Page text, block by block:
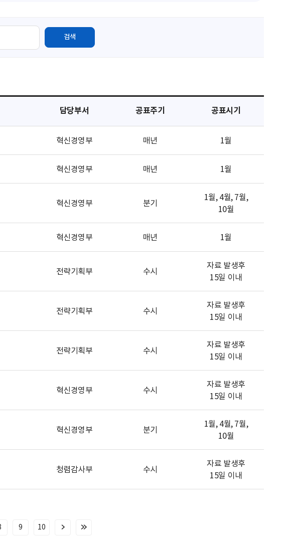
검색
담당부서 공표주기 공표시기
혁신경영부 매년 1월
혁신경영부 매년 1월
혁신경영부 분기
1월, 4월, 7월,
10월
혁신경영부 매년 1월
전략기획부 수시
자료 발생후
15일 이내
전략기획부 수시
자료 발생후
15일 이내
전략기획부 수시
자료 발생후
15일 이내
혁신경영부 수시
자료 발생후
15일 이내
혁신경영부 분기
1월, 4월, 7월,
10월
청렴감사부 수시
자료 발생후
15일 이내
9 10
다
마